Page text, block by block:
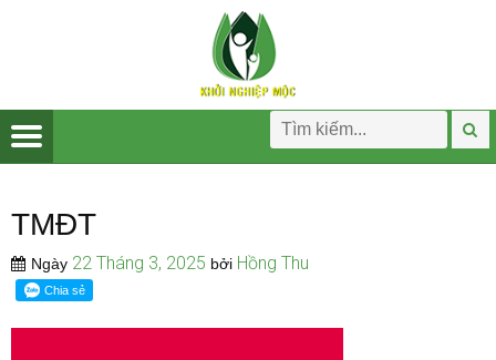
TMĐT
Ngày 22 Tháng 3, 2025 bởi Hồng Thu